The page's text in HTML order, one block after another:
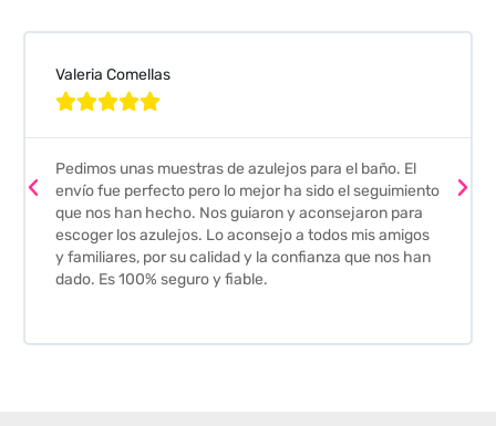
Valeria Comellas

Pedimos unas muestras de azulejos para el baño. El
envío fue perfecto pero lo mejor ha sido el seguimiento
que nos han hecho. Nos guiaron y aconsejaron para
escoger los azulejos. Lo aconsejo a todos mis amigos
y familiares, por su calidad y la confianza que nos han
dado. Es 100% seguro y fiable.